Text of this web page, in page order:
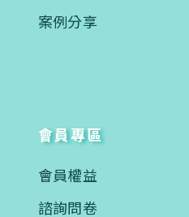
案例分享
會員專區
會員權益
諮詢問卷